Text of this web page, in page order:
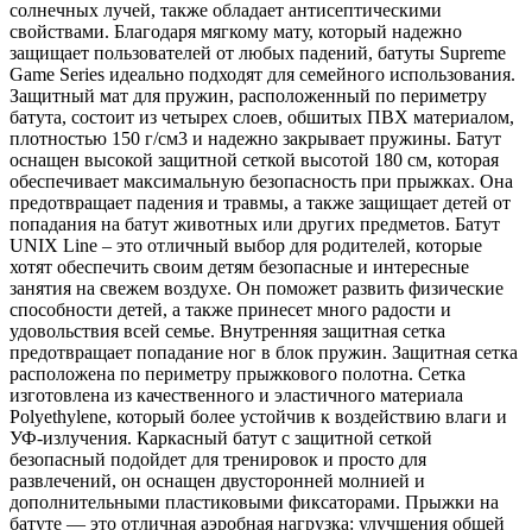
солнечных лучей, также обладает антисептическими
свойствами. Благодаря мягкому мату, который надежно
защищает пользователей от любых падений, батуты Supreme
Game Series идеально подходят для семейного использования.
Защитный мат для пружин, расположенный по периметру
батута, состоит из четырех слоев, обшитых ПВХ материалом,
плотностью 150 г/см3 и надежно закрывает пружины. Батут
оснащен высокой защитной сеткой высотой 180 см, которая
обеспечивает максимальную безопасность при прыжках. Она
предотвращает падения и травмы, а также защищает детей от
попадания на батут животных или других предметов. Батут
UNIX Line – это отличный выбор для родителей, которые
хотят обеспечить своим детям безопасные и интересные
занятия на свежем воздухе. Он поможет развить физические
способности детей, а также принесет много радости и
удовольствия всей семье. Внутренняя защитная сетка
предотвращает попадание ног в блок пружин. Защитная сетка
расположена по периметру прыжкового полотна. Сетка
изготовлена из качественного и эластичного материала
Polyethylene, который более устойчив к воздействию влаги и
УФ-излучения. Каркасный батут с защитной сеткой
безопасный подойдет для тренировок и просто для
развлечений, он оснащен двусторонней молнией и
дополнительными пластиковыми фиксаторами. Прыжки на
батуте — это отличная аэробная нагрузка: улучшения общей